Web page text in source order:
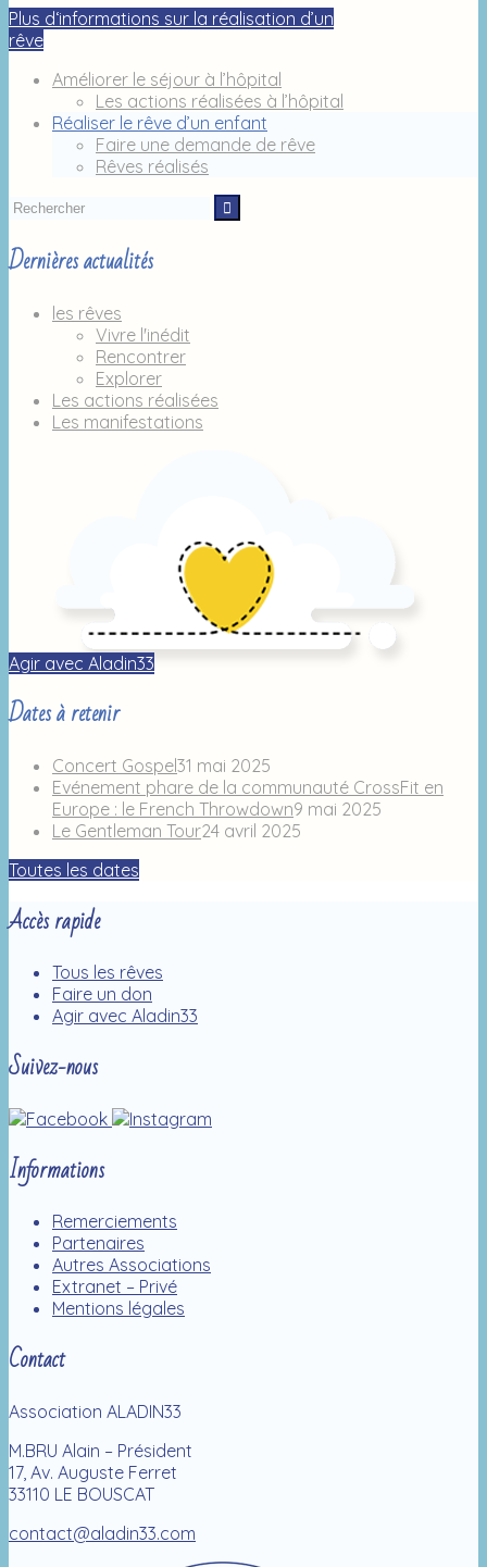
Plus d‘informations sur la réalisation d’un
rêve
Améliorer le séjour à l’hôpital
Les actions réalisées à l’hôpital
Réaliser le rêve d’un enfant
Faire une demande de rêve
Rêves réalisés
Dernières actualités
les rêves
Vivre l'inédit
Rencontrer
Explorer
Les actions réalisées
Les manifestations
Agir avec Aladin33
Dates à retenir
Concert Gospel31 mai 2025
Evénement phare de la communauté CrossFit en
Europe : le French Throwdown9 mai 2025
Le Gentleman Tour24 avril 2025
Toutes les dates
Accès rapide
Tous les rêves
Faire un don
Agir avec Aladin33
Suivez-nous
Informations
Remerciements
Partenaires
Autres Associations
Extranet – Privé
Mentions légales
Contact
Association ALADIN33
M.BRU Alain – Président
17, Av. Auguste Ferret
33110 LE BOUSCAT
contact@aladin33.com